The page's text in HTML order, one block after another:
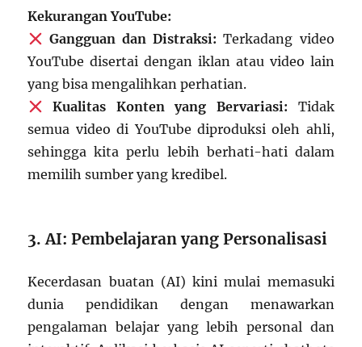
Kekurangan YouTube:
Gangguan dan Distraksi: Terkadang video
YouTube disertai dengan iklan atau video lain
yang bisa mengalihkan perhatian.
Kualitas Konten yang Bervariasi: Tidak
semua video di YouTube diproduksi oleh ahli,
sehingga kita perlu lebih berhati-hati dalam
memilih sumber yang kredibel.
3. AI: Pembelajaran yang Personalisasi
Kecerdasan buatan (AI) kini mulai memasuki
dunia pendidikan dengan menawarkan
pengalaman belajar yang lebih personal dan